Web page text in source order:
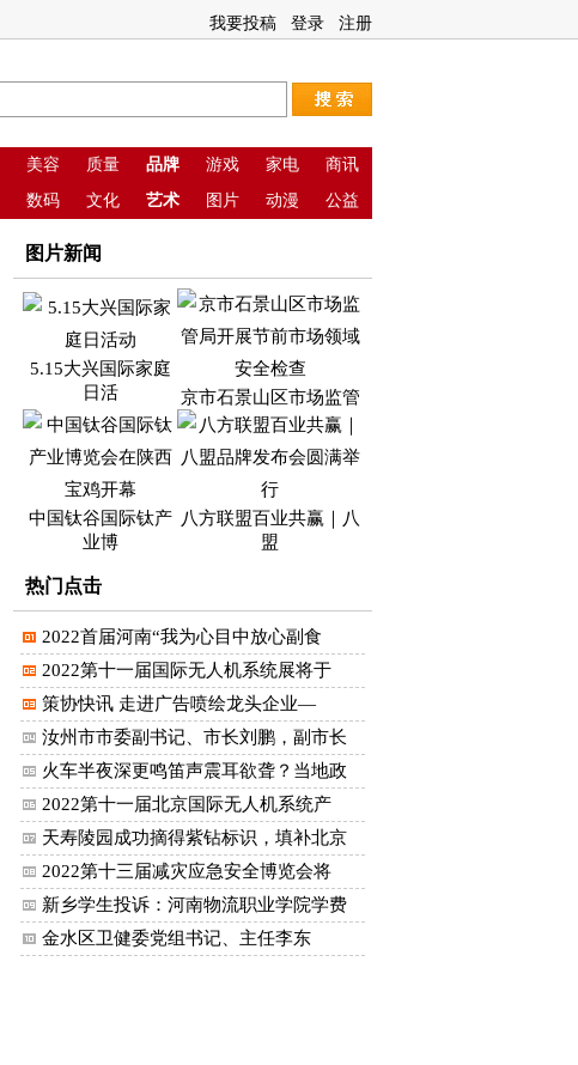
我要投稿 登录 注册
美容 质量 品牌 游戏 家电
商讯
数码 文化 艺术 图片 动漫 公益
图片新闻
5.15大兴国际家庭
日活
京市石景山区市场监管
中国钛谷国际钛产
业博
八方联盟百业共赢｜八
盟
热门点击
2022首届河南“我为心目中放心副食
2022第十一届国际无人机系统展将于
策协快讯 走进广告喷绘龙头企业—
汝州市市委副书记、市长刘鹏，副市长
火车半夜深更鸣笛声震耳欲聋？当地政
2022第十一届北京国际无人机系统产
天寿陵园成功摘得紫钻标识，填补北京
2022第十三届减灾应急安全博览会将
新乡学生投诉：河南物流职业学院学费
金水区卫健委党组书记、主任李东